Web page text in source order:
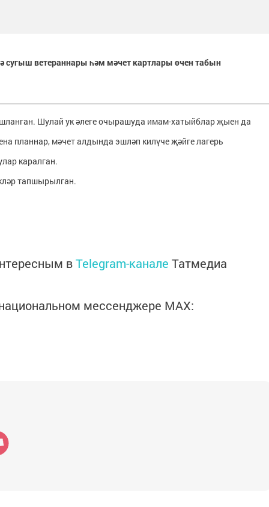
сугыш ветераннары һәм мәчет картлары өчен табын
Шулай ук әлеге очырашуда имам-хатыйблар җыен да
планнар, мәчет алдында эшләп килүче җәйге лагерь
каралган.
тапшырылган.
вTelegram-канале Татмедиа
мессенджере MАХ: